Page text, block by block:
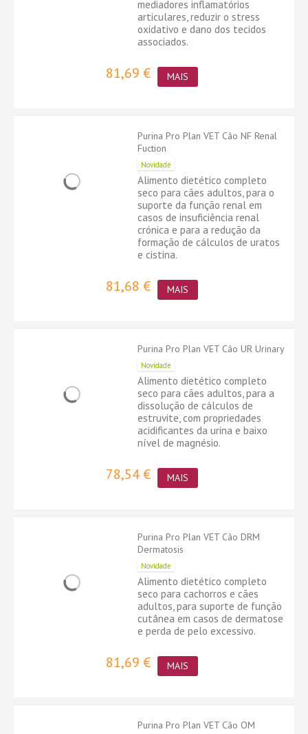
mediadores inflamatórios
articulares, reduzir o stress
oxidativo e dano dos tecidos
associados.
81,69 € MAIS
Purina Pro Plan VET Cão NF Renal
Fuction
Novidade
Alimento dietético completo
seco para cães adultos, para o
suporte da função renal em
casos de insuficiência renal
crónica e para a redução da
formação de cálculos de uratos
e cistina.
81,68 € MAIS
Purina Pro Plan VET Cão UR Urinary
Novidade
Alimento dietético completo
seco para cães adultos, para a
dissolução de cálculos de
estruvite, com propriedades
acidificantes da urina e baixo
nível de magnésio.
78,54 € MAIS
Purina Pro Plan VET Cão DRM
Dermatosis
Novidade
Alimento dietético completo
seco para cachorros e cães
adultos, para suporte de função
cutânea em casos de dermatose
e perda de pelo excessivo.
81,69 € MAIS
Purina Pro Plan VET Cão OM